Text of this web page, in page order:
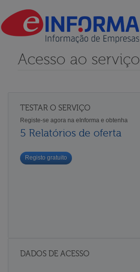
Acesso ao serviço
TESTAR O SERVIÇO
Registe-se agora na eInforma e obtenha
5 Relatórios de oferta
Registo gratuito
DADOS DE ACESSO